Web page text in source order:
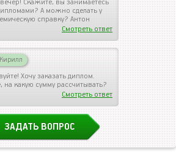
Скажите, вы занимаетесь
А можно сделать у
справку? Антон
Смотреть ответ
Кирилл
Хочу заказать диплом.
на какую сумму рассчитывать?
Смотреть ответ
ЗАДАТЬ ВОПРОС